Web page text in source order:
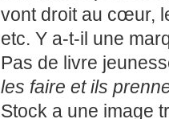
les faire et ils
Stock a une image
de droite ?«
moi ! J’avoue que
certains d’entre eux.